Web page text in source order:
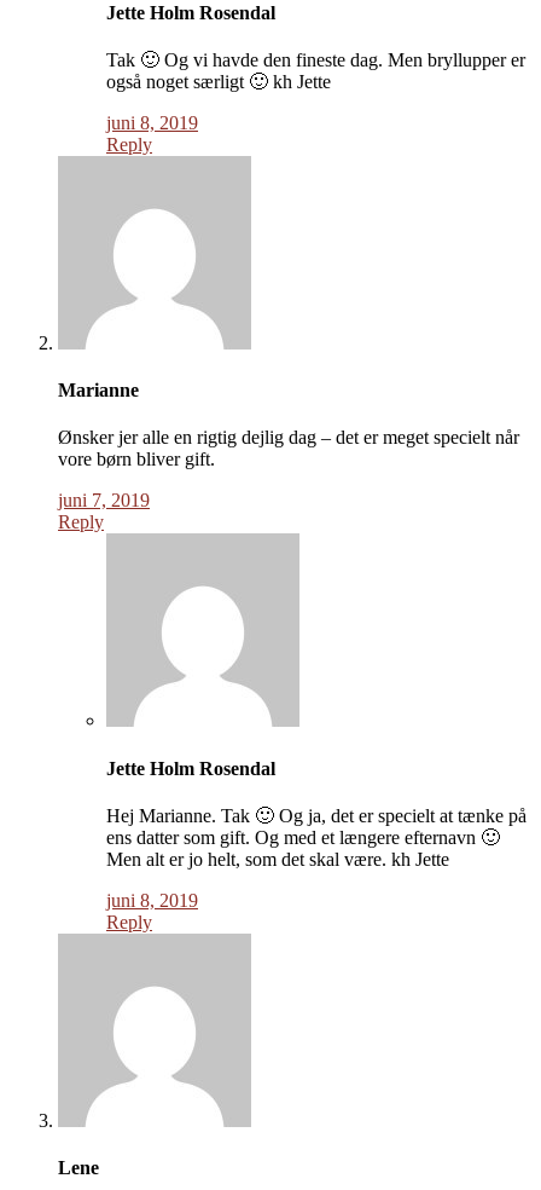
Jette Holm Rosendal
Tak 🙂 Og vi havde den fineste dag. Men bryllupper er
også noget særligt 🙂 kh Jette
juni 8, 2019
Reply
Marianne
Ønsker jer alle en rigtig dejlig dag – det er meget specielt når
vore børn bliver gift.
juni 7, 2019
Reply
Jette Holm Rosendal
Hej Marianne. Tak 🙂 Og ja, det er specielt at tænke på
ens datter som gift. Og med et længere efternavn 🙂
Men alt er jo helt, som det skal være. kh Jette
juni 8, 2019
Reply
Lene